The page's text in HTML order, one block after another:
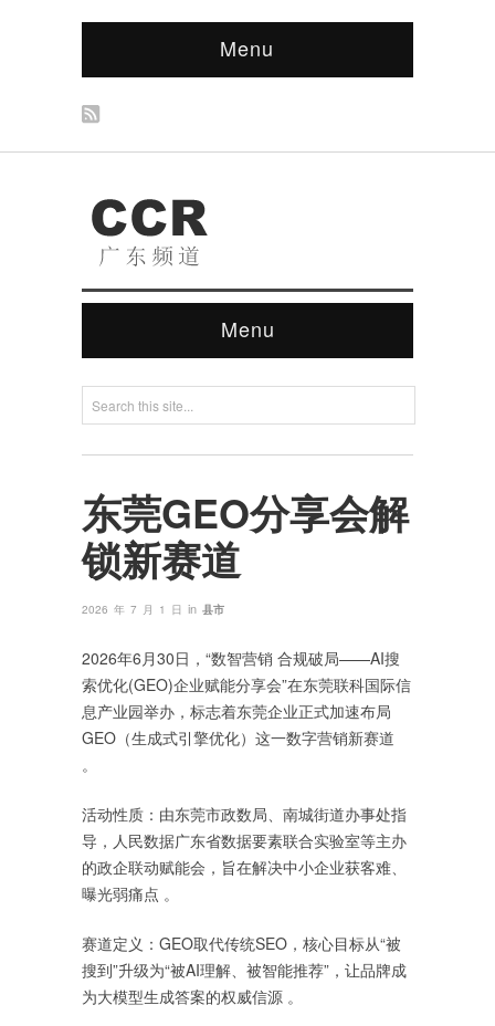
Menu
Menu
东莞GEO分享会解
锁新赛道
2026 年 7 月 1 日 in 县市
2026年6月30日，‌“数智营销 合规破局——AI搜
索优化(GEO)企业赋能分享会”‌在东莞联科国际信
息产业园举办，标志着东莞企业正式加速布局‌
GEO（生成式引擎优化）‌这一数字营销新赛道
。‌
‌活动性质‌：由东莞市政数局、南城街道办事处指
导，人民数据广东省数据要素联合实验室等主办
的政企联动赋能会，旨在解决中小企业获客难、
曝光弱痛点 。
‌赛道定义‌：GEO取代传统SEO，核心目标从“被
搜到”升级为‌“被AI理解、被智能推荐”‌，让品牌成
为大模型生成答案的权威信源 。